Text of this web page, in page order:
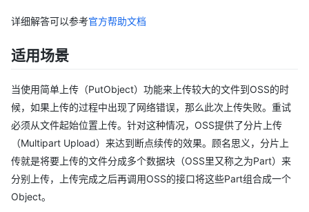
详细解答可以参考官方帮助文档
适用场景
当使用简单上传（PutObject）功能来上传较大的文件到OSS的时
候，如果上传的过程中出现了网络错误，那么此次上传失败。重试
必须从文件起始位置上传。针对这种情况，OSS提供了分片上传
（Multipart Upload）来达到断点续传的效果。顾名思义，分片上
传就是将要上传的文件分成多个数据块（OSS里又称之为Part）来
分别上传，上传完成之后再调用OSS的接口将这些Part组合成一个
Object。